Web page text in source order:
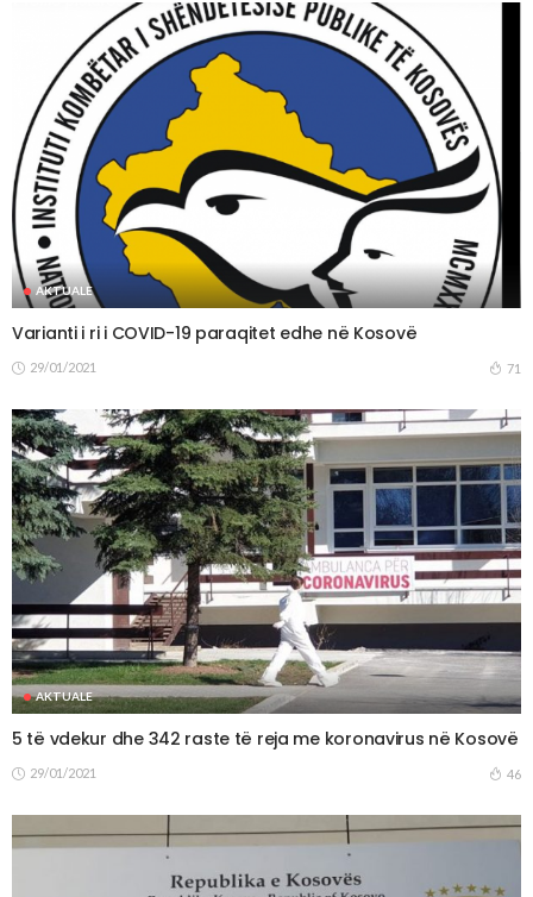
AKTUALE
Varianti i ri i COVID-19 paraqitet edhe në Kosovë
29/01/2021 71
AKTUALE
5 të vdekur dhe 342 raste të reja me koronavirus në Kosovë
29/01/2021 46